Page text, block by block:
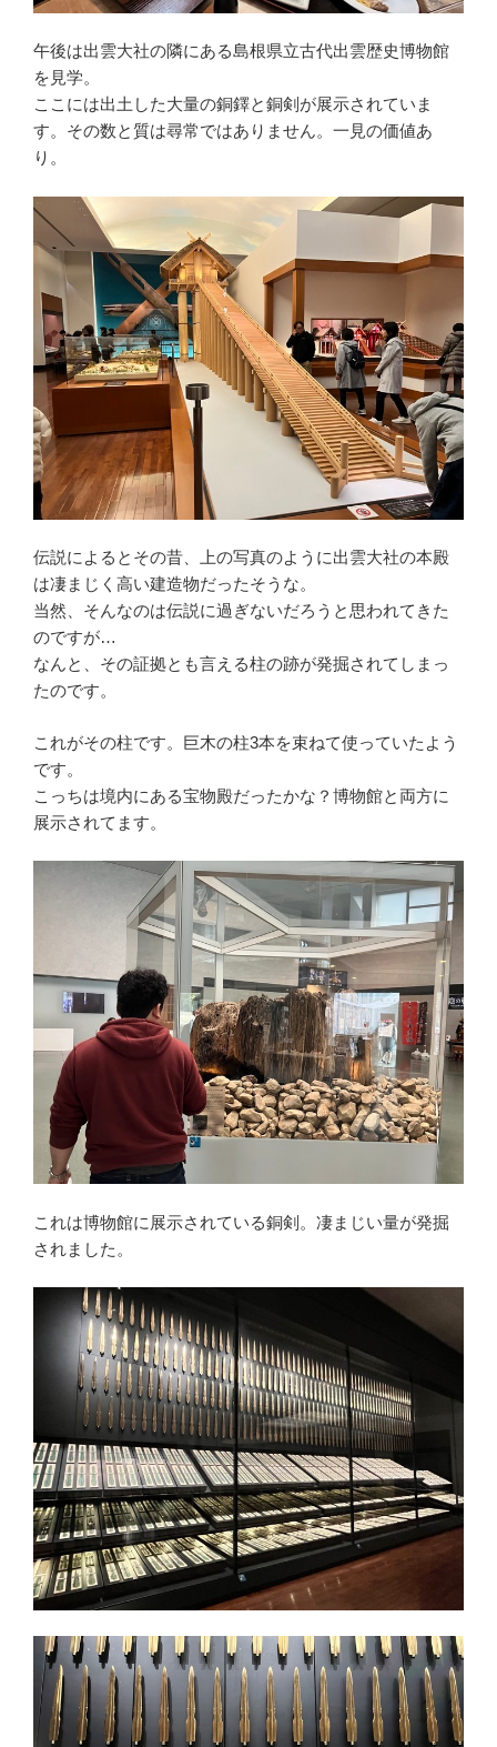
午後は出雲大社の隣にある島根県立古代出雲歴史博物館
を見学。
ここには出土した大量の銅鐸と銅剣が展示されていま
す。その数と質は尋常ではありません。一見の価値あ
り。
伝説によるとその昔、上の写真のように出雲大社の本殿
は凄まじく高い建造物だったそうな。
当然、そんなのは伝説に過ぎないだろうと思われてきた
のですが…
なんと、その証拠とも言える柱の跡が発掘されてしまっ
たのです。
これがその柱です。巨木の柱3本を束ねて使っていたよう
です。
こっちは境内にある宝物殿だったかな？博物館と両方に
展示されてます。
これは博物館に展示されている銅剣。凄まじい量が発掘
されました。